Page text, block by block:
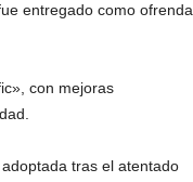
entregado como ofrenda
con mejoras
tras el atentado